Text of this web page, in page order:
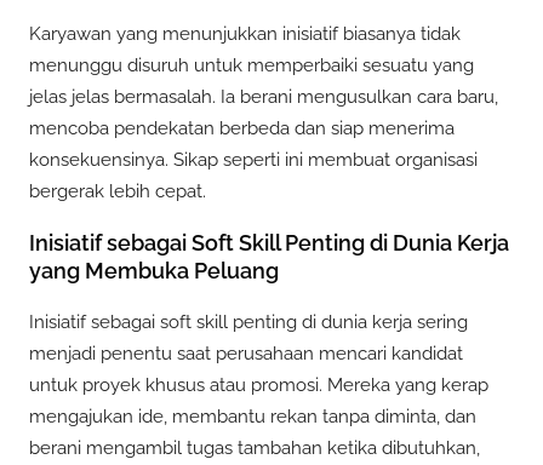
Karyawan yang menunjukkan inisiatif biasanya tidak
menunggu disuruh untuk memperbaiki sesuatu yang
jelas jelas bermasalah. Ia berani mengusulkan cara baru,
mencoba pendekatan berbeda dan siap menerima
konsekuensinya. Sikap seperti ini membuat organisasi
bergerak lebih cepat.
Inisiatif sebagai Soft Skill Penting di Dunia Kerja
yang Membuka Peluang
Inisiatif sebagai soft skill penting di dunia kerja sering
menjadi penentu saat perusahaan mencari kandidat
untuk proyek khusus atau promosi. Mereka yang kerap
mengajukan ide, membantu rekan tanpa diminta, dan
berani mengambil tugas tambahan ketika dibutuhkan,